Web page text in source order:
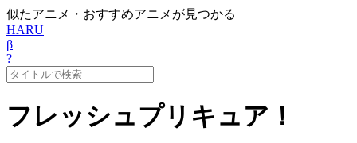
似たアニメ・おすすめアニメが見つかる
HARU
β
?
フレッシュプリキュア！